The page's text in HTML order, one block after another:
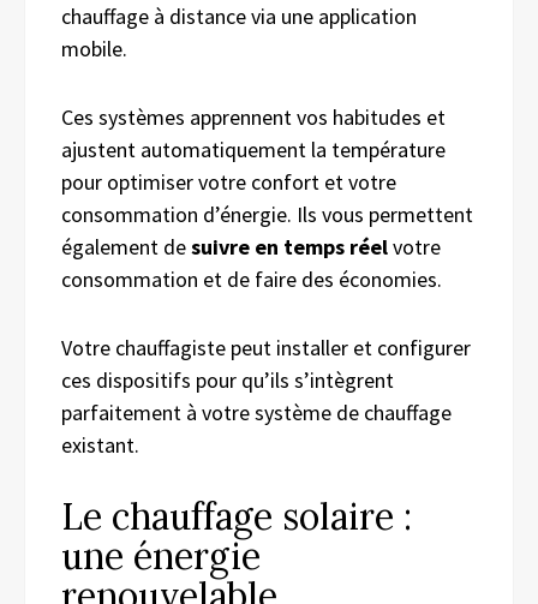
chauffage à distance via une application
mobile.
Ces systèmes apprennent vos habitudes et
ajustent automatiquement la température
pour optimiser votre confort et votre
consommation d’énergie. Ils vous permettent
également desuivre en temps réelvotre
consommation et de faire des économies.
Votre chauffagiste peut installer et configurer
ces dispositifs pour qu’ils s’intègrent
parfaitement à votre système de chauffage
existant.
Le chauffage solaire :
une énergie